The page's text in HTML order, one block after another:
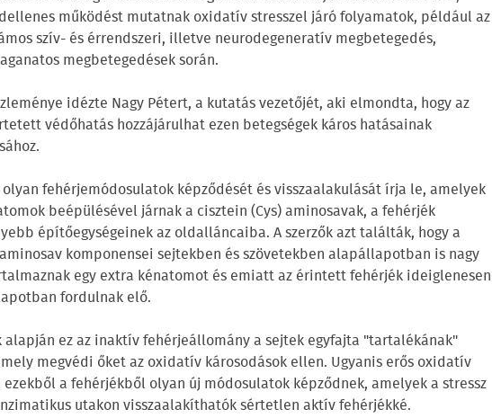
működést mutatnak oxidatív stresszel járó folyamatok, például az
szív- és érrendszeri, illetve neurodegeneratív megbetegedés,
megbetegedések során.
idézte Nagy Pétert, a kutatás vezetőjét, aki elmondta, hogy az
védőhatás hozzájárulhat ezen betegségek káros hatásainak
fehérjemódosulatok képződését és visszaalakulását írja le, amelyek
beépülésével járnak a cisztein (Cys) aminosavak, a fehérjék
építőegységeinek az oldalláncaiba. A szerzők azt találták, hogy a
komponensei sejtekben és szövetekben alapállapotban is nagy
egy extra kénatomot és emiatt az érintett fehérjék ideiglenesen
fordulnak elő.
alapján ez az inaktív fehérjeállomány a sejtek egyfajta "tartalékának"
megvédi őket az oxidatív károsodások ellen. Ugyanis erős oxidatív
ezekből a fehérjékből olyan új módosulatok képződnek, amelyek a stressz
utakon visszaalakíthatók sértetlen aktív fehérjékké.